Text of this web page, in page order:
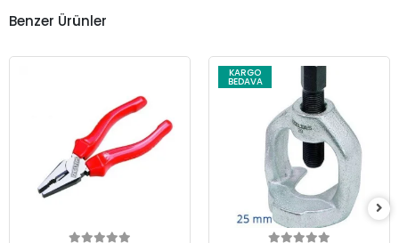
Benzer Ürünler
KARGO
BEDAVA